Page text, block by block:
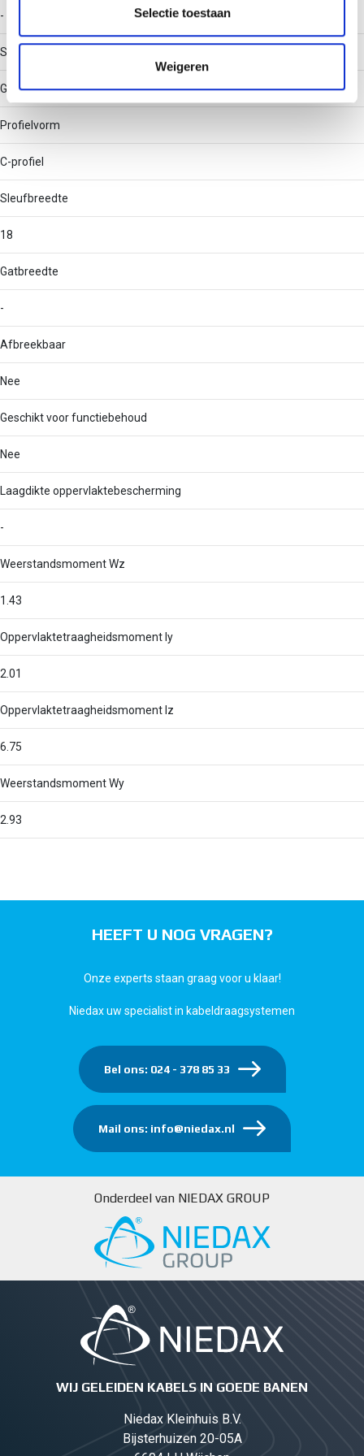
partners kunnen deze gegevens combineren met andere
informatie die u aan ze heeft verstrekt of die ze hebben
verzameld op basis van uw gebruik van hun services.
Selectie toestaan
Weigeren
-
Soort perforatie
Geen
Profielvorm
C-profiel
Sleufbreedte
18
Gatbreedte
-
Afbreekbaar
Nee
Geschikt voor functiebehoud
Nee
Laagdikte oppervlaktebescherming
-
Weerstandsmoment Wz
1.43
Oppervlaktetraagheidsmoment Iy
2.01
Oppervlaktetraagheidsmoment Iz
6.75
Weerstandsmoment Wy
2.93
HEEFT U NOG VRAGEN?
Onze experts staan graag voor u klaar!
Niedax uw specialist in kabeldraagsystemen
Bel ons: 024 - 378 85 33
Mail ons: info@niedax.nl
Onderdeel van NIEDAX GROUP
WIJ GELEIDEN KABELS IN GOEDE BANEN
Niedax Kleinhuis B.V.
Bijsterhuizen 20-05A